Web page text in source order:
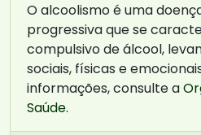
O alcoolismo é uma
progressiva que se
compulsivo de álcool,
sociais, físicas e
informações, consulte a
Saúde.